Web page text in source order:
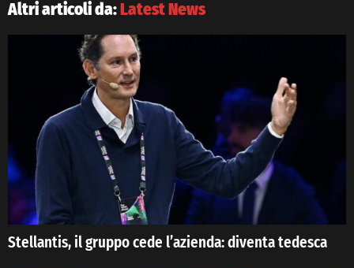
Altri articoli da:Latest News
Stellantis, il gruppo cede l’azienda: diventa tedesca